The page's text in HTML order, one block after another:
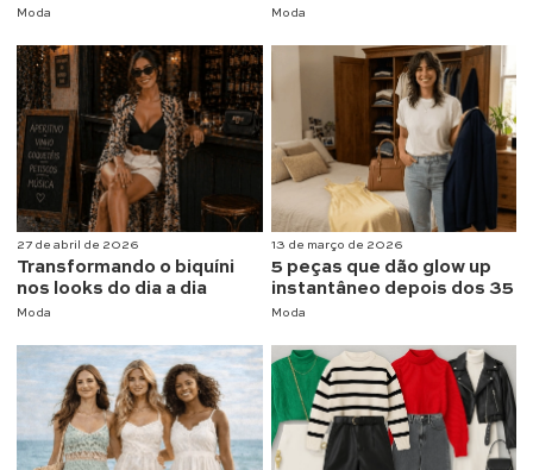
Moda Moda
27 de abril de 2026
Transformando o biquíni
nos looks do dia a dia
Moda
13 de março de 2026
5 peças que dão glow up
instantâneo depois dos 35
Moda